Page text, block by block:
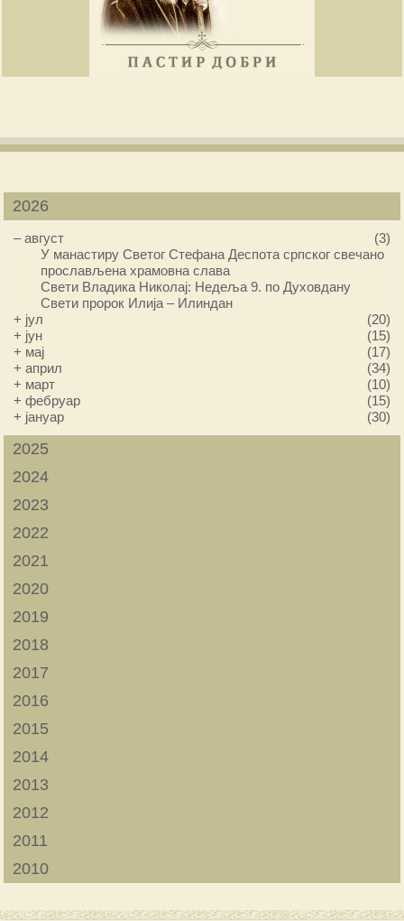
2026
–август
(3)
У манастиру Светог Стефана Деспота српског свечано
прослављена храмовна слава
Свети Владика Николај: Недеља 9. по Духовдану
Свети пророк Илија – Илиндан
+ јул
(20)
+ јун
(15)
+ мај
(17)
+април
(34)
+ март
(10)
+фебруар
(15)
+ јануар (30)
2025
2024
2023
2022
2021
2020
2019
2018
2017
2016
2015
2014
2013
2012
2011
2010